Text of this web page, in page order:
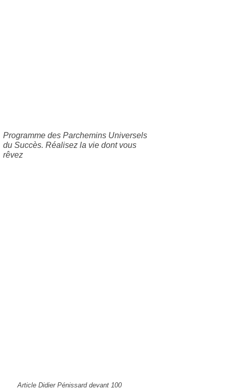
Programme des Parchemins Universels
du Succès. Réalisez la vie dont vous
rêvez
Article Didier Pénissard devant 100